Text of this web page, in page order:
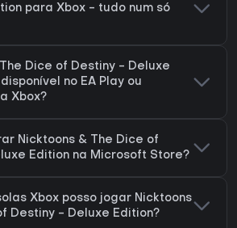
para Xbox - tudo num só
Dice of Destiny - Deluxe
no EA Play ou
Xbox?
Nicktoons & The Dice of
Edition na Microsoft Store?
Xbox posso jogar Nicktoons
Destiny - Deluxe Edition?